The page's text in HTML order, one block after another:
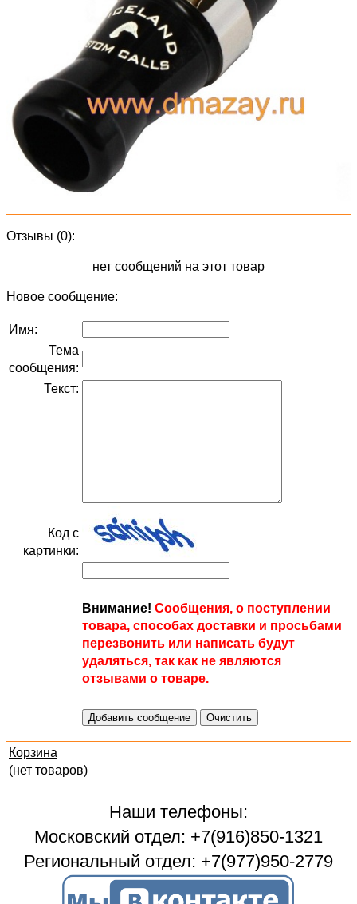
Отзывы (0):
нет сообщений на этот товар
Новое сообщение:
Имя:
Тема
сообщения:
Текст:
Код с
картинки:
Внимание! Сообщения, о поступлении
товара, способах доставки и просьбами
перезвонить или написать будут
удаляться, так как не являются
отзывами о товаре.
Корзина
(нет товаров)
Наши телефоны:
Московский отдел: +7(916)850-1321
Региональный отдел: +7(977)950-2779